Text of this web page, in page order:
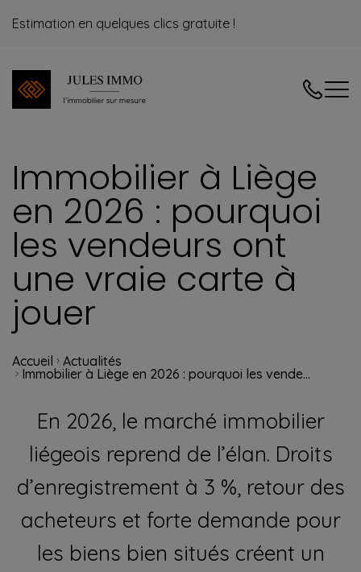
Estimation en quelques clics gratuite !
04/
Immobilier à Liège
en 2026 : pourquoi
les vendeurs ont
une vraie carte à
jouer
Accueil
Actualités
Immobilier à Liège en 2026 : pourquoi les vende...
En 2026, le marché immobilier
liégeois reprend de l’élan. Droits
d’enregistrement à 3 %, retour des
acheteurs et forte demande pour
les biens bien situés créent un